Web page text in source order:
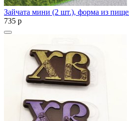
Зайчата мини (2 шт.), форма из
735 p